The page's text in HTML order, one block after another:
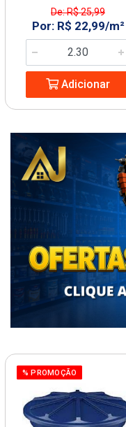
De: R$ 25,99
Por: R$ 22,99/m²
Adicionar
% PROMOÇÃO